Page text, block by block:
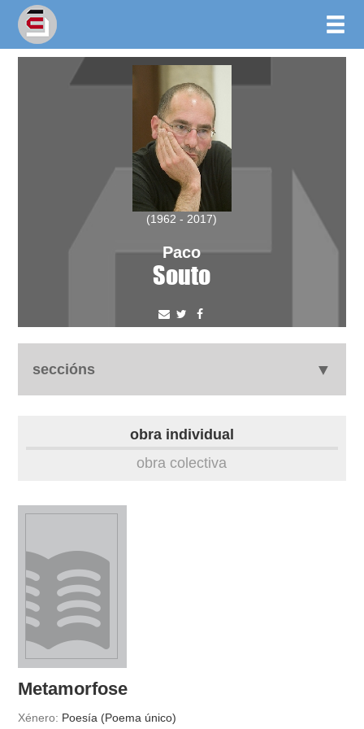
(1962 - 2017)
Paco
Souto
seccións
materiais didácticos
outros docs
obra individual
obra colectiva
Metamorfose
Xénero: Poesía (Poema único)